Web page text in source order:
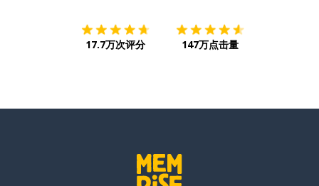
17.7万次评分 147万点击量